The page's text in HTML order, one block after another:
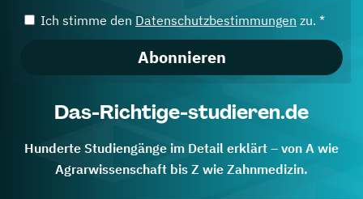
Ich stimme den Datenschutzbestimmungen zu. *
Abonnieren
Das-Richtige-studieren.de
Hunderte Studiengänge im Detail erklärt – von A wie
Agrarwissenschaft bis Z wie Zahnmedizin.